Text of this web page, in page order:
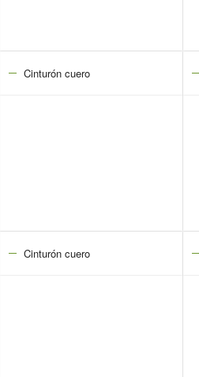
Cinturón cuero
Cinturón cuero